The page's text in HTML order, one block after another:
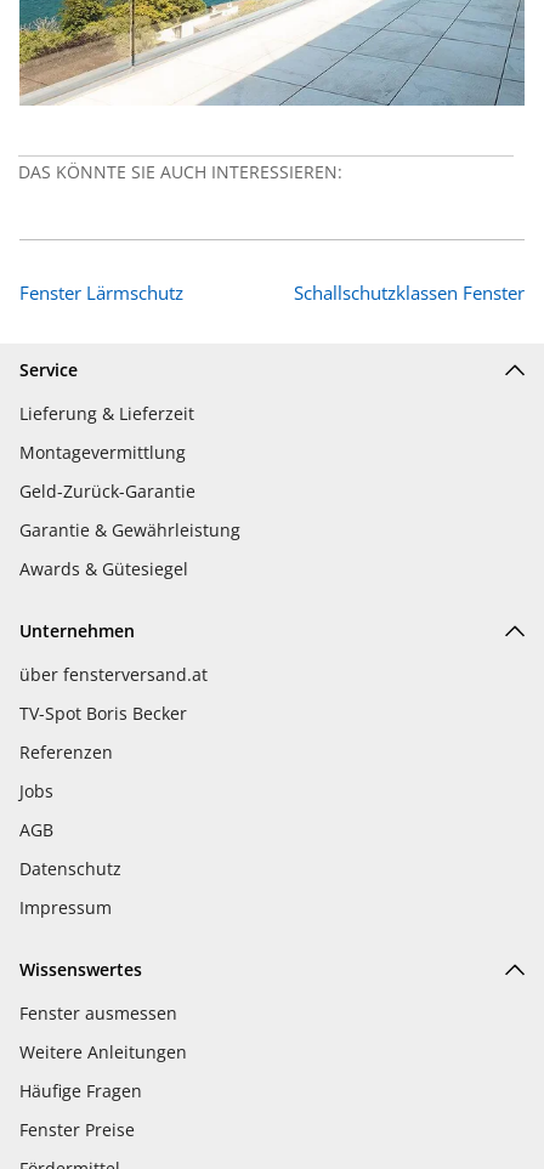
DAS KÖNNTE SIE AUCH INTERESSIEREN:
Fenster Lärmschutz Schallschutzklassen Fenster
Service
Lieferung & Lieferzeit
Montagevermittlung
Geld-Zurück-Garantie
Garantie & Gewährleistung
Awards & Gütesiegel
Unternehmen
über fensterversand.at
TV-Spot Boris Becker
Referenzen
Jobs
AGB
Datenschutz
Impressum
Wissenswertes
Fenster ausmessen
Weitere Anleitungen
Häufige Fragen
Fenster Preise